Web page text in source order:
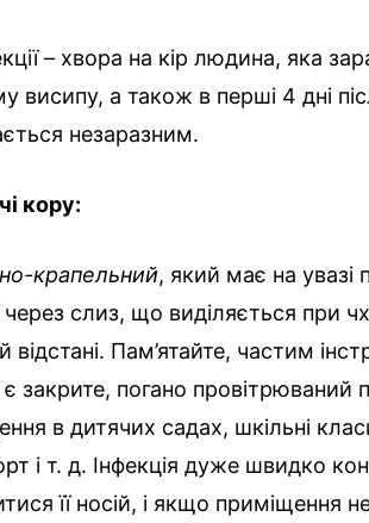
– хвора на кір людина, яка
висипу, а також в перші 4 дні
незаразним.
кору:
крапельний, який має на увазі
через слиз, що виділяється при
відстані. Пам’ятайте, частим
є закрите, погано провітрюваний
в дитячих садах, шкільні
і т. д. Інфекція дуже швидко
її носій, і якщо приміщення